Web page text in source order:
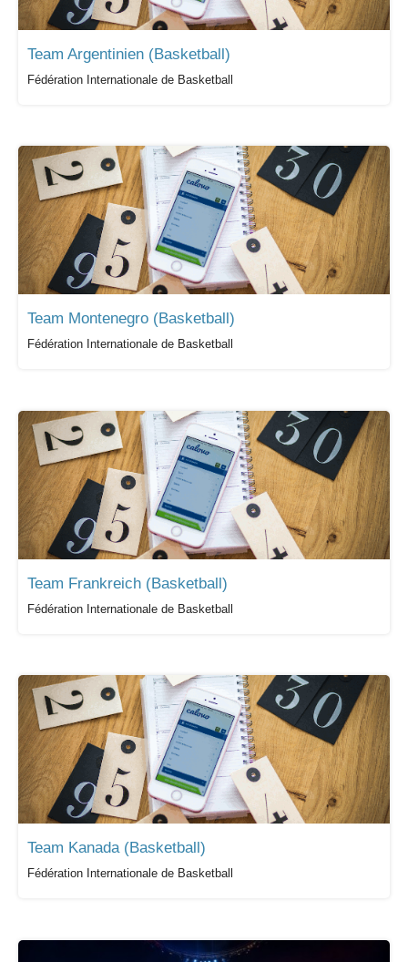
Team Argentinien (Basketball)
Fédération Internationale de Basketball
Team Montenegro (Basketball)
Fédération Internationale de Basketball
Team Frankreich (Basketball)
Fédération Internationale de Basketball
Team Kanada (Basketball)
Fédération Internationale de Basketball